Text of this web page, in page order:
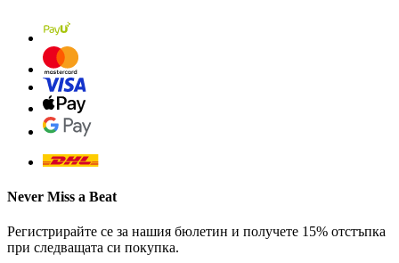
Never Miss a Beat
Регистрирайте се за нашия бюлетин и получете 15% отстъпка
при следващата си покупка.